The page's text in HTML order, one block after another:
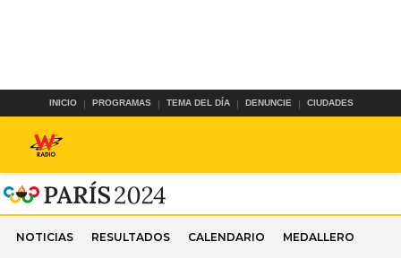
INICIO PROGRAMAS TEMA DEL DÍA DENUNCIE CIUDADES
NOTICIAS RESULTADOS CALENDARIO MEDALLERO